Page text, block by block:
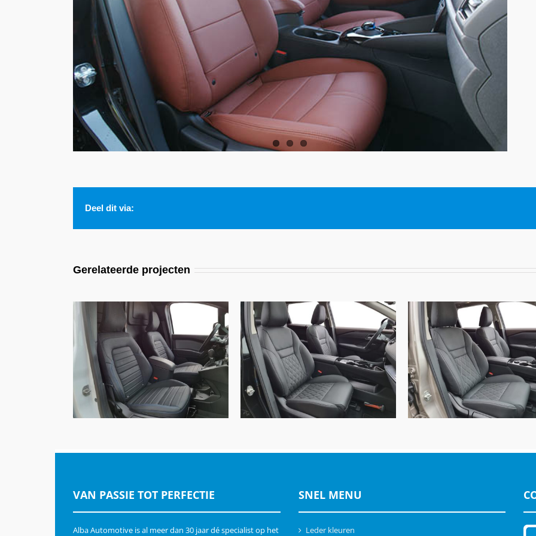
Deel dit via:
Gerelateerde projecten
Nissan Townstar, Alba eco-
leather® zwart
Nissan X-Trail, Alba Nappa
Leder Zwart
Nissan X-Trail, Alba eco-
leather® zwart
VAN PASSIE TOT PERFECTIE
Alba Automotive is al meer dan 30 jaar dé specialist op het
SNEL MENU
Leder kleuren